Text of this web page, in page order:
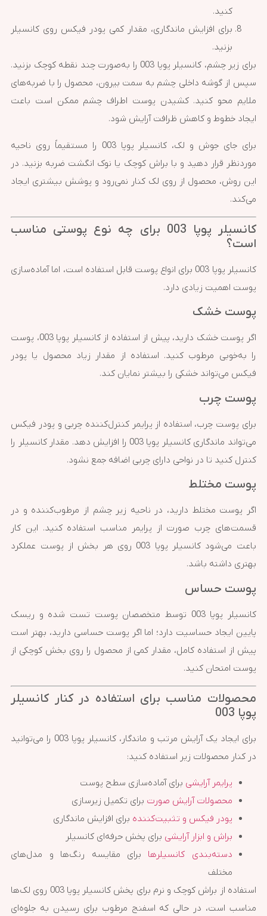
کنید.
برای افزایش ماندگاری، مقدار کمی پودر فیکس روی کانسیلر
بزنید.
برای زیر چشم، کانسیلر پوپا 003 را به‌صورت چند نقطه کوچک بزنید.
سپس از گوشه داخلی چشم به سمت بیرون، محصول را با ضربه‌های
ملایم محو کنید. کشیدن پوست اطراف چشم ممکن است باعث
ایجاد خطوط و کاهش ظرافت آرایش شود.
برای جای جوش و لک، کانسیلر پوپا 003 را مستقیماً روی ناحیه
موردنظر قرار دهید و با براش کوچک یا نوک انگشت ضربه بزنید. در
این روش، محصول از روی لک کنار نمی‌رود و پوشش بیشتری ایجاد
می‌کند.
کانسیلر پوپا 003 برای چه نوع پوستی مناسب
است؟
کانسیلر پوپا 003 برای انواع پوست قابل استفاده است، اما آماده‌سازی
پوست اهمیت زیادی دارد.
پوست خشک
اگر پوست خشک دارید، پیش از استفاده از کانسیلر پوپا 003، پوست
را به‌خوبی مرطوب کنید. استفاده از مقدار زیاد محصول یا پودر
فیکس می‌تواند خشکی را بیشتر نمایان کند.
پوست چرب
برای پوست چرب، استفاده از پرایمر کنترل‌کننده چربی و پودر فیکس
می‌تواند ماندگاری کانسیلر پوپا 003 را افزایش دهد. مقدار کانسیلر را
کنترل کنید تا در نواحی دارای چربی اضافه جمع نشود.
پوست مختلط
اگر پوست مختلط دارید، در ناحیه زیر چشم از مرطوب‌کننده و در
قسمت‌های چرب صورت از پرایمر مناسب استفاده کنید. این کار
باعث می‌شود کانسیلر پوپا 003 روی هر بخش از پوست عملکرد
بهتری داشته باشد.
پوست حساس
کانسیلر پوپا 003 توسط متخصصان پوست تست شده و ریسک
پایین ایجاد حساسیت دارد؛ اما اگر پوست حساسی دارید، بهتر است
پیش از استفاده کامل، مقدار کمی از محصول را روی بخش کوچکی از
پوست امتحان کنید.
محصولات مناسب برای استفاده در کنار کانسیلر
پوپا 003
برای ایجاد یک آرایش مرتب و ماندگار، کانسیلر پوپا 003 را می‌توانید
در کنار محصولات زیر استفاده کنید:
پرایمر آرایشی برای آماده‌سازی سطح پوست
محصولات آرایش صورت برای تکمیل زیرسازی
پودر فیکس و تثبیت‌کننده برای افزایش ماندگاری
براش و ابزار آرایشی برای پخش حرفه‌ای کانسیلر
دسته‌بندی کانسیلرها برای مقایسه رنگ‌ها و مدل‌های
مختلف
استفاده از براش کوچک و نرم برای پخش کانسیلر پوپا 003 روی لک‌ها
مناسب است، در حالی که اسفنج مرطوب برای رسیدن به جلوه‌ای